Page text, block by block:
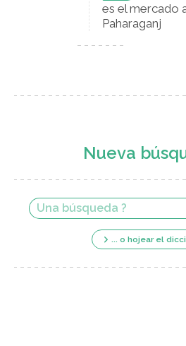
es el mercado
Paharaganj
Nueva
... o hojear el